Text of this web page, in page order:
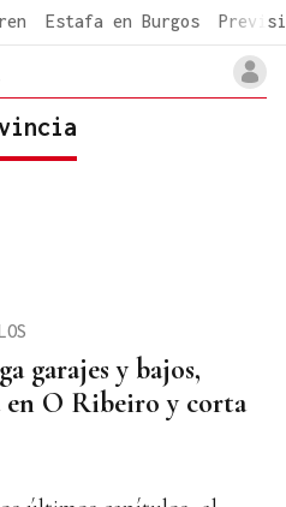
Estafa en Burgos
garajes y bajos,
en O Ribeiro y corta